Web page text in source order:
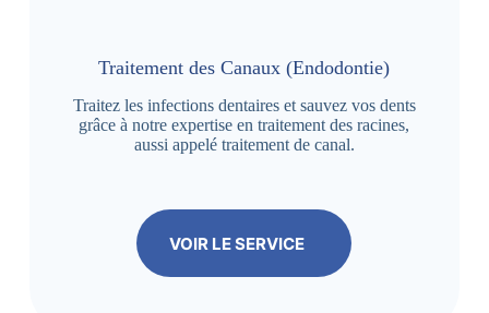
Traitement des Canaux (Endodontie)
Traitez les infections dentaires et sauvez vos dents
grâce à notre expertise en traitement des racines,
aussi appelé traitement de canal.
VOIR LE SERVICE